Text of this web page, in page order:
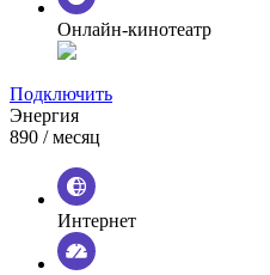
Онлайн-кинотеатр
Подключить
Энергия
890 / месяц
Интернет